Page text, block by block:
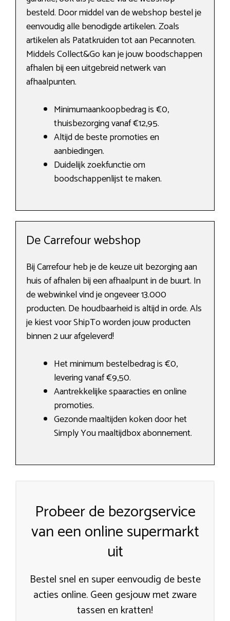
besteld. Door middel van de webshop bestel je
eenvoudig alle benodigde artikelen. Zoals
artikelen als Patatkruiden tot aan Pecannoten.
Middels Collect&Go kan je jouw boodschappen
afhalen bij een uitgebreid netwerk van
afhaalpunten.
Minimumaankoopbedrag is €0,
thuisbezorging vanaf €12,95.
Altijd de beste promoties en
aanbiedingen.
Duidelijk zoekfunctie om
boodschappenlijst te maken.
De Carrefour webshop
Bij Carrefour heb je de keuze uit bezorging aan
huis of afhalen bij een afhaalpunt in de buurt. In
de webwinkel vind je ongeveer 13.000
producten. De houdbaarheid is altijd in orde. Als
je kiest voor ShipTo worden jouw producten
binnen 2 uur afgeleverd!
Het minimum bestelbedrag is €0,
levering vanaf €9,50.
Aantrekkelijke spaaracties en online
promoties.
Gezonde maaltijden koken door het
Simply You maaltijdbox abonnement.
Probeer de bezorgservice
van een online supermarkt
uit
Bestel snel en super eenvoudig de beste
acties online. Geen gesjouw met zware
tassen en kratten!